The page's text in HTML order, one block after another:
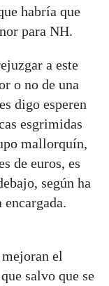
habría que
para NH.
a este
o no de una
digo esperen
esgrimidas
mallorquín,
de euros, es
según ha
el
salvo que se